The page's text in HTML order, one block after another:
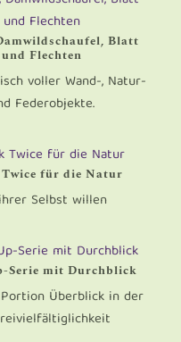
Blatt
und Flechten
voller Wand-, Natur-
Federobjekte.
für die Natur
Selbst willen
Serie mit Durchblick
Überblick in der